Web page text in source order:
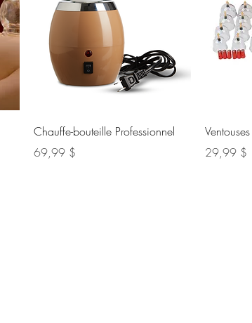
Aperçu rapide
Chauffe-bouteille Professionnel
Prix
69,99 $
Prix
29,99 $